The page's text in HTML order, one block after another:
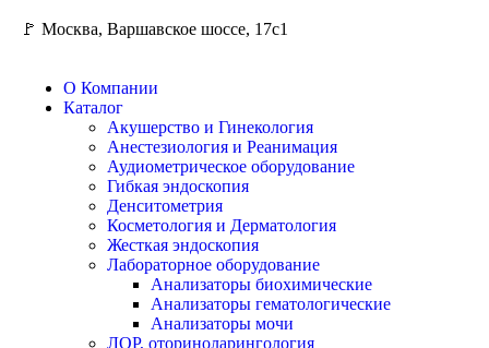
🚩 Москва, Варшавское шоссе, 17с1
О Компании
Каталог
Акушерство и Гинекология
Анестезиология и Реанимация
Аудиометрическое оборудование
Гибкая эндоскопия
Денситометрия
Косметология и Дерматология
Жесткая эндоскопия
Лабораторное оборудование
Анализаторы биохимические
Анализаторы гематологические
Анализаторы мочи
ЛОР, оториноларингология